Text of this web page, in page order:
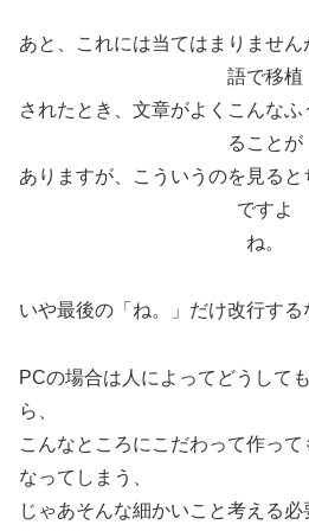
あと、これには当てはまりませ
語で移植
されたとき、文章がよくこんな
ることが
ありますが、こういうのを見る
ですよ
ね。
いや最後の「ね。」だけ改行する
PCの場合は人によってどうして
ら、
こんなところにこだわって作っ
なってしまう、
じゃあそんな細かいこと考える